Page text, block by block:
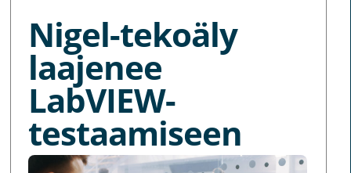
Nigel-tekoäly
laajenee
LabVIEW-
testaamiseen